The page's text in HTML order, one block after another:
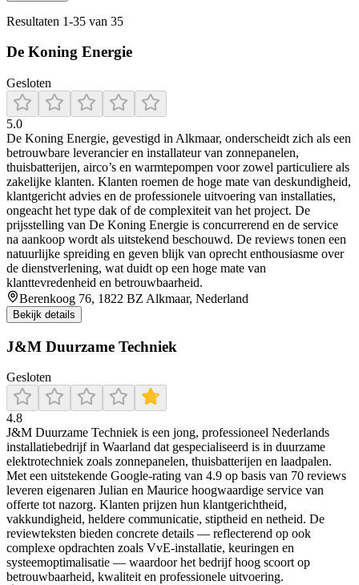
Resultaten 1-35 van 35
De Koning Energie
Gesloten
5.0
De Koning Energie, gevestigd in Alkmaar, onderscheidt zich als een
betrouwbare leverancier en installateur van zonnepanelen,
thuisbatterijen, airco’s en warmtepompen voor zowel particuliere als
zakelijke klanten. Klanten roemen de hoge mate van deskundigheid,
klantgericht advies en de professionele uitvoering van installaties,
ongeacht het type dak of de complexiteit van het project. De
prijsstelling van De Koning Energie is concurrerend en de service
na aankoop wordt als uitstekend beschouwd. De reviews tonen een
natuurlijke spreiding en geven blijk van oprecht enthousiasme over
de dienstverlening, wat duidt op een hoge mate van
klanttevredenheid en betrouwbaarheid.
Berenkoog 76, 1822 BZ Alkmaar, Nederland
Bekijk details
J&M Duurzame Techniek
Gesloten
4.8
J&M Duurzame Techniek is een jong, professioneel Nederlands
installatiebedrijf in Waarland dat gespecialiseerd is in duurzame
elektrotechniek zoals zonnepanelen, thuisbatterijen en laadpalen.
Met een uitstekende Google-rating van 4.9 op basis van 70 reviews
leveren eigenaren Julian en Maurice hoogwaardige service van
offerte tot nazorg. Klanten prijzen hun klantgerichtheid,
vakkundigheid, heldere communicatie, stiptheid en netheid. De
reviewteksten bieden concrete details — reflecterend op ook
complexe opdrachten zoals VvE-installatie, keuringen en
systeemoptimalisatie — waardoor het bedrijf hoog scoort op
betrouwbaarheid, kwaliteit en professionele uitvoering.